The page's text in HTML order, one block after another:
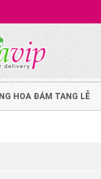
HOA ĐÁM TANG LỄ